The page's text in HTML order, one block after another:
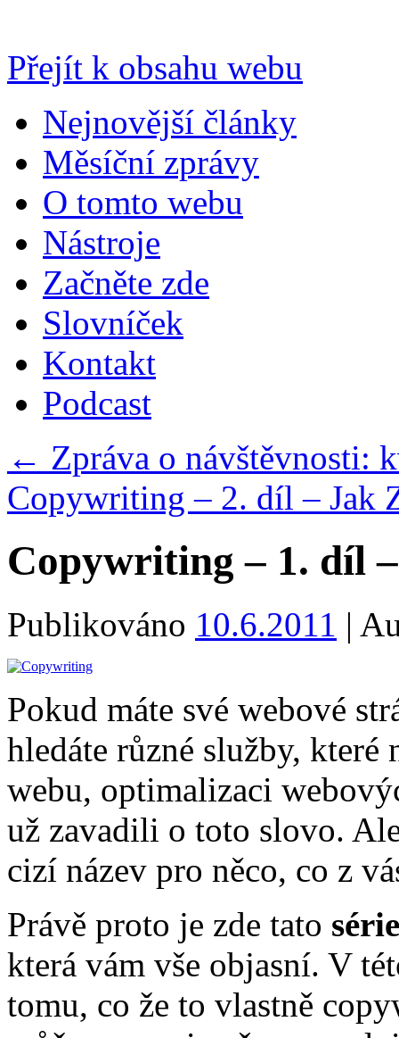
Přejít k obsahu webu
Nejnovější články
Měsíční zprávy
O tomto webu
Nástroje
Začněte zde
Slovníček
Kontakt
Podcast
← Zpráva o návštěvnosti:
Copywriting – 2. díl – Jak
Copywriting – 1. díl
Publikováno 10.6.2011 |
Pokud máte své webové
hledáte různé služby,
webu, optimalizaci
už zavadili o toto slovo.
cizí název pro něco, co z
Právě proto je zde tato
která vám vše objasní. V
tomu, co že to vlastně